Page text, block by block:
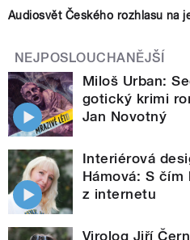
Audiosvět Českého rozhlasu na
NEJPOSLOUCHANĚJŠÍ
Miloš Urban:
gotický krimi
Jan Novotný
Interiérová
Hámová: S
z internetu
Virolog Jiří